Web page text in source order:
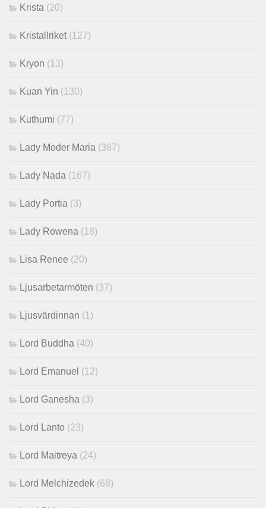
Krista (20)
Kristallriket (127)
Kryon (13)
Kuan Yin (130)
Kuthumi (77)
Lady Moder Maria (387)
Lady Nada (167)
Lady Portia (3)
Lady Rowena (18)
Lisa Renee (20)
Ljusarbetarmöten (37)
Ljusvärdinnan (1)
Lord Buddha (40)
Lord Emanuel (12)
Lord Ganesha (3)
Lord Lanto (23)
Lord Maitreya (24)
Lord Melchizedek (68)